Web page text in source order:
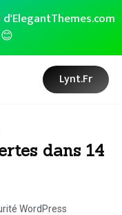
Lynt.fr
dans 14
WordPress